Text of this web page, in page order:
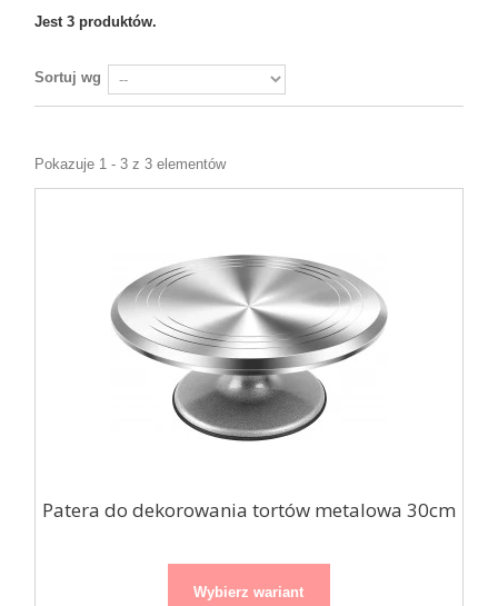
Jest 3 produktów.
Sortuj wg
Pokazuje 1 - 3 z 3 elementów
Patera do dekorowania tortów metalowa 30cm
Wybierz wariant